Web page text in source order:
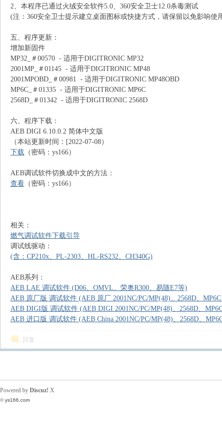
2、本程序已通过火绒安全软件5.0、360安全卫士12.0杀毒测试
(注：360安全卫士提示建立桌面图标或快捷方式，请保留以免影响使
五、程序更新：
增加新固件
MP32_＃00570 - 适用于DIGITRONIC MP32
2001MP_＃01145 - 适用于DIGITRONIC MP48
2001MPOBD_＃00981 - 适用于DIGITRONIC MP48OBD
MP6C_＃01335 - 适用于DIGITRONIC MP6C
2568D_＃01342 - 适用于DIGITRONIC 2568D
六、程序下载：
AEB DIGI 6.10.0.2 简体中文版
（本站更新时间：[2022-07-08）
下载 （密码：ys166）
AEB调试软件切换成中文的方法：
查看 （密码：ys166）
相关：
燃气调试软件下载引导
调试线驱动：
(含：CP210x、PL-2303、HL-RS232、CH340G)
AEB系列：
AEB LAE 调试软件 (D06、OMVL、荣奥R300、易随E7等)
AEB 原厂版 调试软件 (AEB 原厂 2001NC/PC/MP(48)、2568D、
AEB DIGI版 调试软件 (AEB DIGI 2001NC/PC/MP(48)、2568D、
AEB 进口版 调试软件 (AEB China 2001NC/PC/MP(48)、2568D、
回复
Powered by Discuz! X
©ys166.com